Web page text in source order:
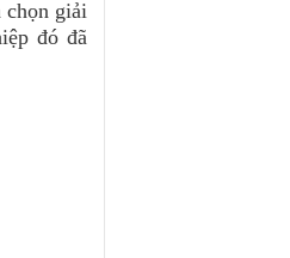
chọn giải
đó đã